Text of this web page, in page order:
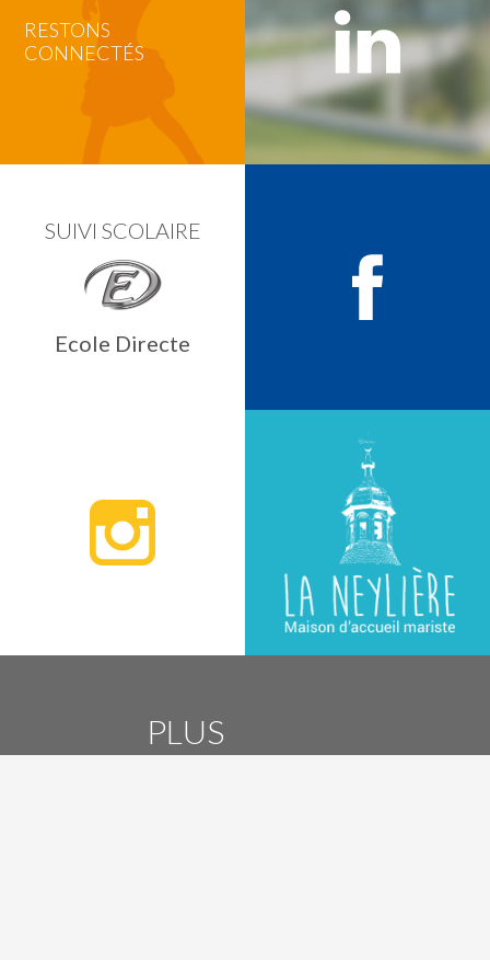
RESTONS
CONNECTÉS
SUIVI SCOLAIRE
Ecole Directe
PLUS